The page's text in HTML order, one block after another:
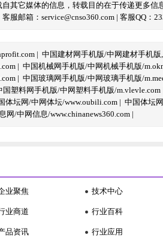
其它媒体的信息，转载目的在于传递更多
服邮箱：service@cnso360.com | 客服QQ：
| 中国建材网手机版/中网建材手机版
| 中国机械网手机版/中网机械手机版/
| 中国玻璃网手机版/中网玻璃手机版/
国塑料网手机版/中网塑料手机版/m.vlevle.com
体坛网/中网体坛/www.oubili.com | 中国体坛
网/中网信息/www.chinanews360.com |
业聚焦
业商道
品资讯
技术中心
行业百科
行业应用